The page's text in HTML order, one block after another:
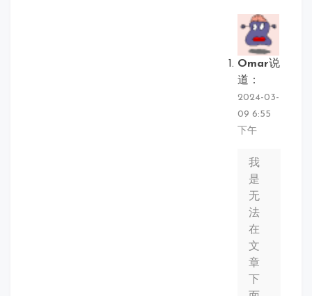
Omar说
道：
2024-03-
09 6:55
下午
我
是
无
法
在
文
章
下